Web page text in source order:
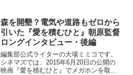
ムドラマの秀作。映画は理想主義者の夫
（スティーヴン...
森を開墾？電気や道路もゼロから
引いた『愛を積むひと』朝原監督
ロングインタビュー・後編
編集部公式ライターの大場ミミコです。
シネマズでは、2015年6月20日の公開の
映画『愛を積むひと』でメガホンを取っ